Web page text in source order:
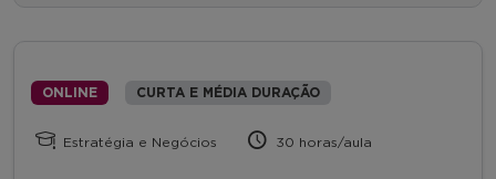
ONLINE CURTA E MÉDIA DURAÇÃO
Estratégia e Negócios 30 horas/aula